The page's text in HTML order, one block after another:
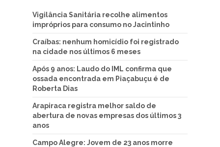
Vigilância Sanitária recolhe alimentos
impróprios para consumo no Jacintinho
Craíbas: nenhum homicídio foi registrado
na cidade nos últimos 6 meses
Após 9 anos: Laudo do IML confirma que
ossada encontrada em Piaçabuçu é de
Roberta Dias
Arapiraca registra melhor saldo de
abertura de novas empresas dos últimos 3
anos
Campo Alegre: Jovem de 23 anos morre